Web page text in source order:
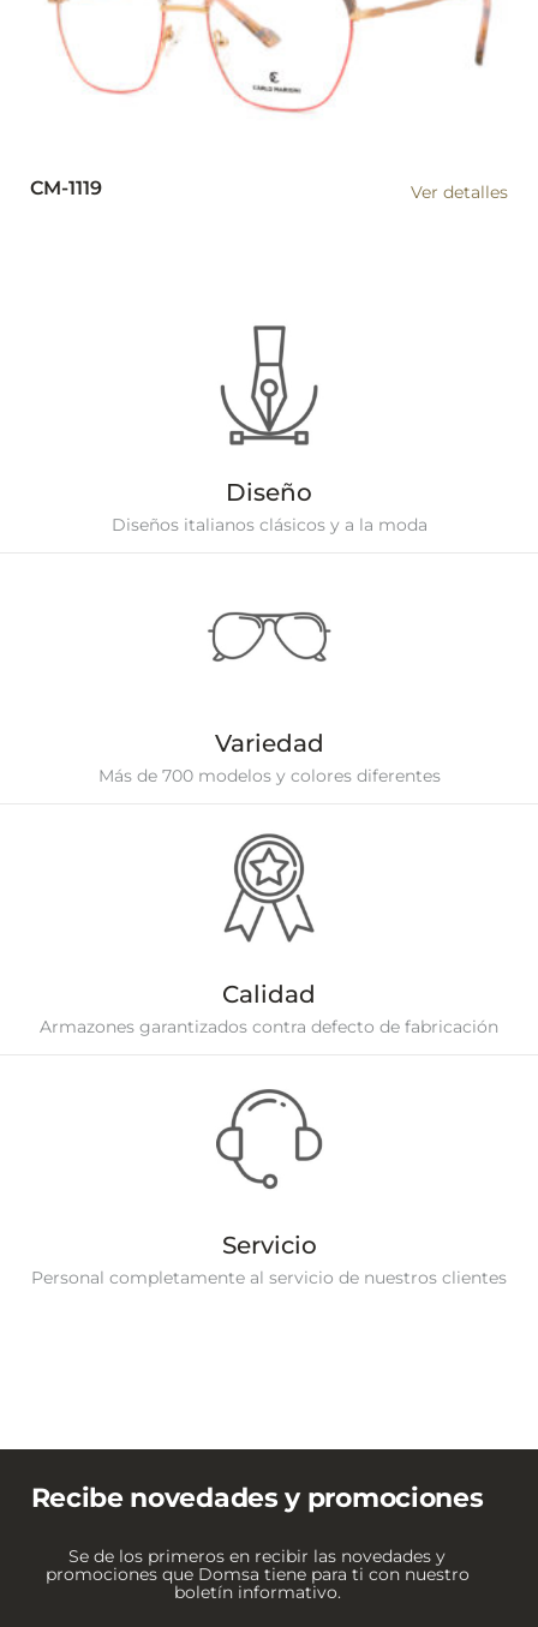
CM-1119 Ver detalles
Diseño
Diseños italianos clásicos y a la moda
Variedad
Más de 700 modelos y colores diferentes
Calidad
Armazones garantizados contra defecto de fabricación
Servicio
Personal completamente al servicio de nuestros clientes
Recibe novedades y promociones
Se de los primeros en recibir las novedades y
promociones que Domsa tiene para ti con nuestro
boletín informativo.